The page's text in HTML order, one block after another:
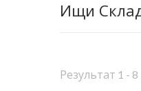
Ищи
Результат 1 - 8